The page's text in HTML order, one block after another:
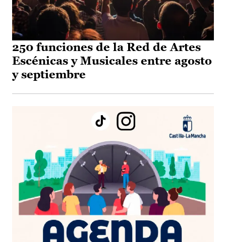
250 funciones de la Red de Artes
Escénicas y Musicales entre agosto
y septiembre